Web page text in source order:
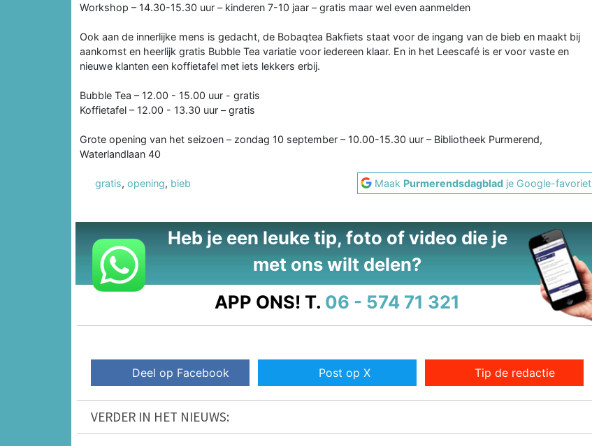
Workshop – 14.30-15.30 uur – kinderen 7-10 jaar – gratis maar wel even aanmelden
Ook aan de innerlijke mens is gedacht, de Bobaqtea Bakfiets staat voor de ingang van de bieb en maakt bij
aankomst en heerlijk gratis Bubble Tea variatie voor iedereen klaar. En in het Leescafé is er voor vaste en
nieuwe klanten een koffietafel met iets lekkers erbij.
Bubble Tea – 12.00 - 15.00 uur - gratis
Koffietafel – 12.00 - 13.30 uur – gratis
Grote opening van het seizoen – zondag 10 september – 10.00-15.30 uur – Bibliotheek Purmerend,
Waterlandlaan 40
gratis, opening, bieb Maak Purmerendsdagblad je Google-favoriet
Heb je een leuke tip, foto of video die je
met ons wilt delen?
APP ONS! T. 06 - 574 71 321
Deel op Facebook Post op X Tip de redactie
VERDER IN HET NIEUWS: